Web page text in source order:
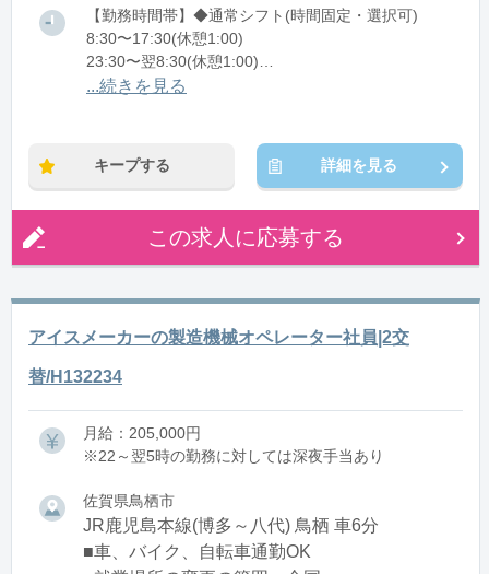
【勤務時間帯】◆通常シフト(時間固定・選択可)
8:30〜17:30(休憩1:00)
23:30〜翌8:30(休憩1:00)
...続きを見る
キープする 詳細を見る
この求人に応募する
アイスメーカーの製造機械オペレーター社員|2交
替/H132234
月給：205,000円
※22～翌5時の勤務に対しては深夜手当あり
佐賀県鳥栖市
JR鹿児島本線(博多～八代) 鳥栖 車6分
■車、バイク、自転車通勤OK